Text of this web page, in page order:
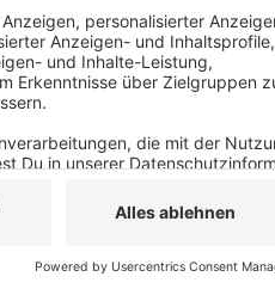
beteiligen.Ab dem 11.02.2022
beginnt am 14.02.2022 um 19
877178.
Anzeige